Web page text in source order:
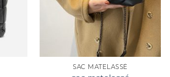
SAC MATELASSÉ